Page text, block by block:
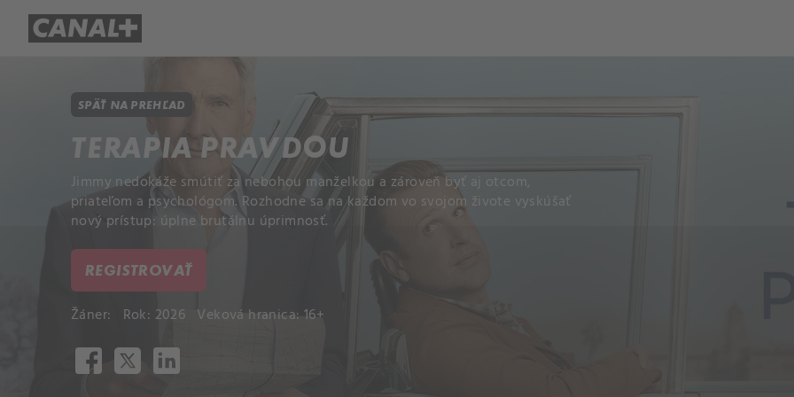
SPÄŤ NA PREHĽAD
TERAPIA PRAVDOU
Jimmy nedokáže smútiť za nebohou manželkou a zároveň byť aj otcom,
priateľom a psychológom. Rozhodne sa na každom vo svojom živote vyskúšať
nový prístup: úplne brutálnu úprimnosť.
REGISTROVAŤ
Žáner: Rok: 2026 Veková hranica: 16+